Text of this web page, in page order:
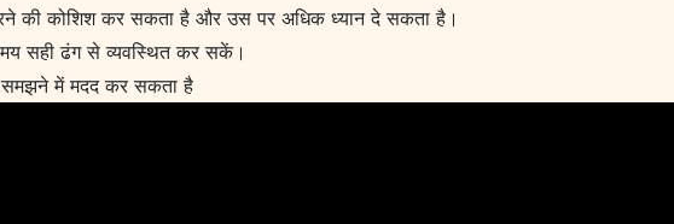
की कोशिश कर सकता है और उस पर अधिक ध्यान दे सकता है।
सही ढंग से व्यवस्थित कर सकें।
समझने में मदद कर सकता है